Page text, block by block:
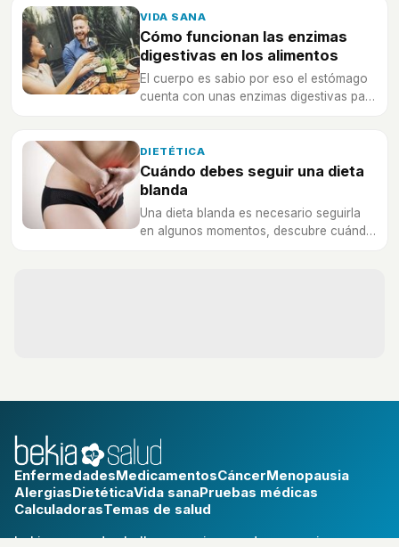
VIDA SANA
Cómo funcionan las enzimas
digestivas en los alimentos
El cuerpo es sabio por eso el estómago
cuenta con unas enzimas digestivas para
funcionan y cuáles son?
DIETÉTICA
Cuándo debes seguir una dieta
blanda
Una dieta blanda es necesario seguirla
en algunos momentos, descubre cuándo
EnfermedadesMedicamentosCáncerMenopausia
AlergiasDietéticaVida sanaPruebas médicas
CalculadorasTemas de salud
bekia.es·moda·belleza·cocina·padres·pareja·